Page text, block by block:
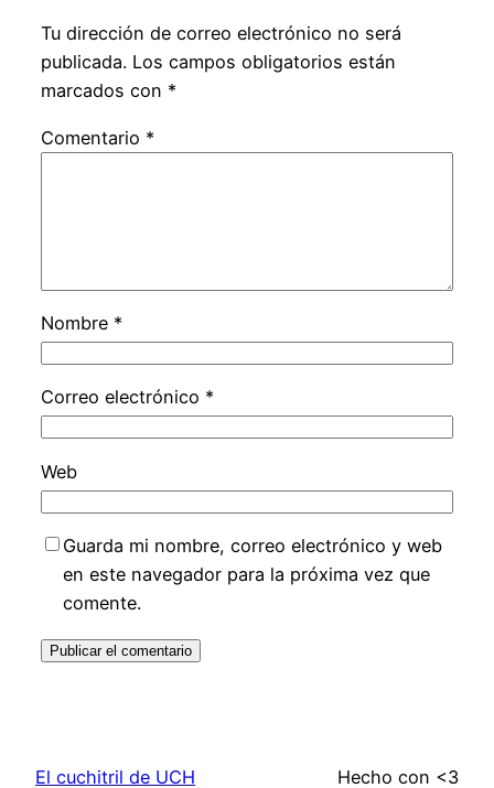
Tu dirección de correo electrónico no será
publicada. Los campos obligatorios están
marcados con *
Comentario *
Nombre *
Correo electrónico *
Web
Guarda mi nombre, correo electrónico y web
en este navegador para la próxima vez que
comente.
El cuchitril de UCH Hecho con <3